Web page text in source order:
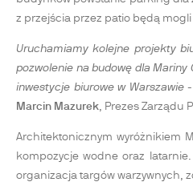
z przejścia przez patio będą
Uruchamiamy kolejne projekty
pozwolenie na budowę dla
inwestycje biurowe w Warszawie
Marcin Mazurek, Prezes Zarządu
Architektonicznym wyróżnikiem
kompozycje wodne oraz
organizacja targów warzywnych,